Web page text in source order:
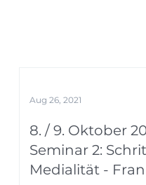
8. / 9. Oktober
Seminar 2:
Medialität -
Aug 26, 2021